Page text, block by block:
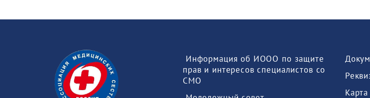
прав и интересов специалистов со
СМО